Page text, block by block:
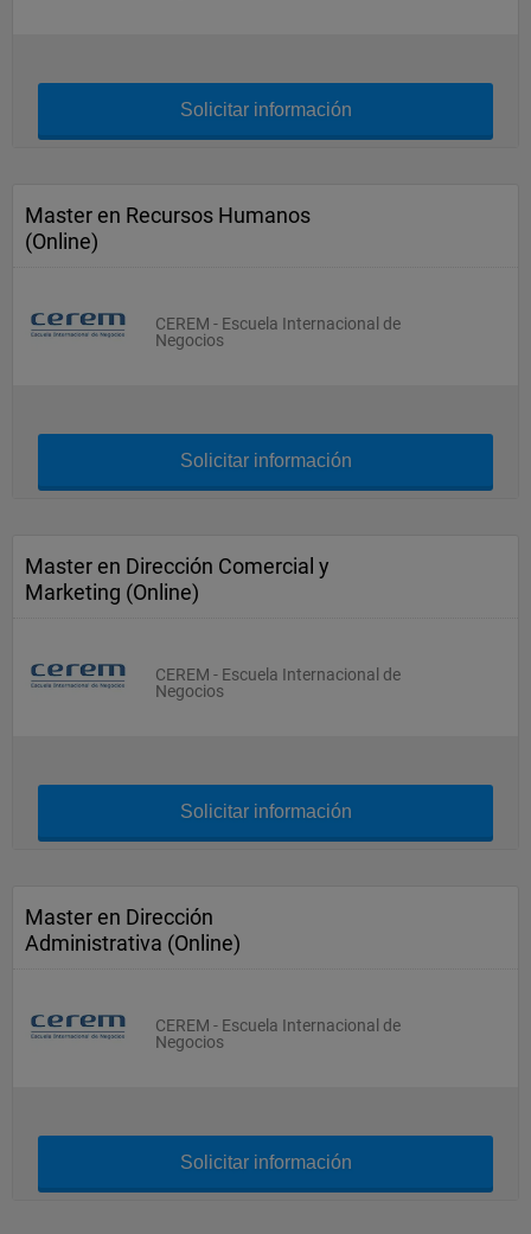
Solicitar información
Master en Recursos Humanos
(Online)
CEREM - Escuela Internacional de
Negocios
Solicitar información
Master en Dirección Comercial y
Marketing (Online)
CEREM - Escuela Internacional de
Negocios
Solicitar información
Master en Dirección
Administrativa (Online)
CEREM - Escuela Internacional de
Negocios
Solicitar información